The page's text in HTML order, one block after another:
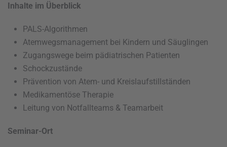
Inhalte im Überblick
PALS-Algorithmen
Atemwegsmanagement bei Kindern und Säuglingen
Zugangswege beim pädiatrischen Patienten
Schockzustände
Prävention von Atem- und Kreislaufstillständen
Medikamentöse Therapie
Leitung von Notfallteams & Teamarbeit
Seminar-Ort